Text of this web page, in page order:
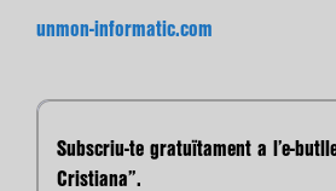
unmon-informatic.com
Subscriu-te gratuïtament a l’e-
Cristiana”.